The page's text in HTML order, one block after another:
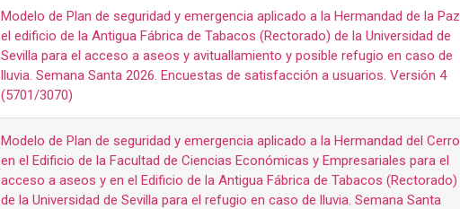
Modelo de Plan de seguridad y emergencia aplicado a la Hermandad de la Paz
el edificio de la Antigua Fábrica de Tabacos (Rectorado) de la Universidad de
Sevilla para el acceso a aseos y avituallamiento y posible refugio en caso de
lluvia. Semana Santa 2026. Encuestas de satisfacción a usuarios. Versión 4
(5701/3070)
Modelo de Plan de seguridad y emergencia aplicado a la Hermandad del Cerro
en el Edificio de la Facultad de Ciencias Económicas y Empresariales para el
acceso a aseos y en el Edificio de la Antigua Fábrica de Tabacos (Rectorado)
de la Universidad de Sevilla para el refugio en caso de lluvia. Semana Santa